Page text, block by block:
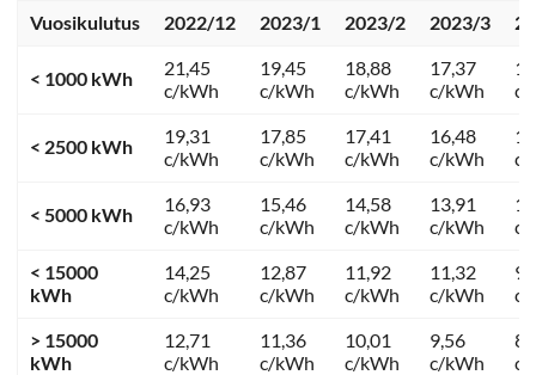
Vuosikulutus 2022/12 2023/1 2023/2 2023/3
< 1000 kWh
21,45
c/kWh
19,45
c/kWh
18,88
c/kWh
17,37
c/kWh
c/
< 2500 kWh
19,31
c/kWh
17,85
c/kWh
17,41
c/kWh
16,48
c/kWh
c/
< 5000 kWh
16,93
c/kWh
15,46
c/kWh
14,58
c/kWh
13,91
c/kWh
c/
< 15000
kWh
14,25
c/kWh
12,87
c/kWh
11,92
c/kWh
11,32
c/kWh
c/
> 15000
kWh
12,71
c/kWh
11,36
c/kWh
10,01
c/kWh
9,56
c/kWh
c/